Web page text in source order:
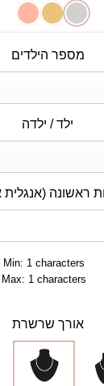
מספר הילדים
ילד / ילדה
ראשונה (אנגלית
Min: 1 characters
Max: 1 characters
אורך שרשרת